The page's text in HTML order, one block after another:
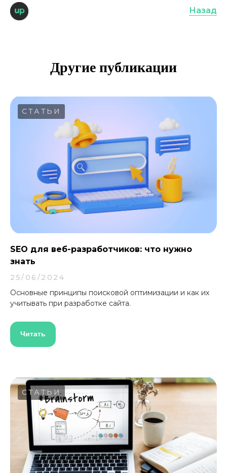
Назад
Другие публикации
СТАТЬИ
SEO для веб-разработчиков: что нужно
знать
25/06/2024
Основные принципы поисковой оптимизации и как их
учитывать при разработке сайта.
Читать
СТАТЬИ